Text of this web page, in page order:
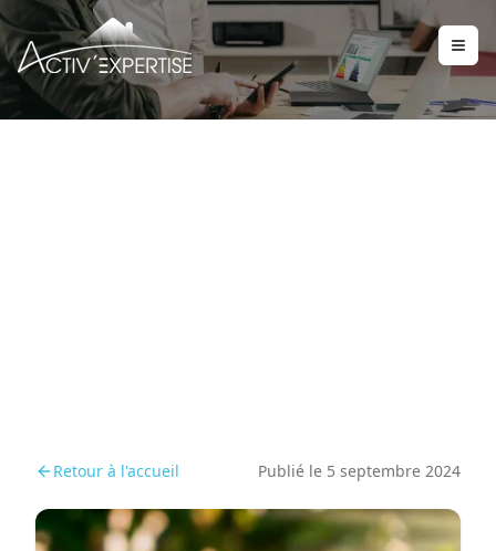
Retour à l'accueil Publié le 5 septembre 2024